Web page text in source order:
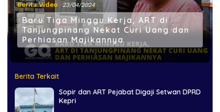
Berita Video 23/04/2024
Baru Tiga Minggu Kerja, ART di
Tanjungpinang Nekat Curi Uang dan
Perhiasan Majikannya
Berita Terkait
Sopir dan ART Pejabat Digaji Setwan DPRD
Kepri